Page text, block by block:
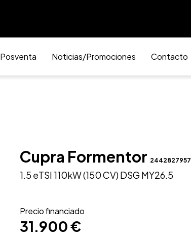
Posventa Noticias/Promociones Contacto
Cupra Formentor 2442827957
1.5 eTSI 110kW (150 CV) DSG MY26.5
Precio financiado
31.900 €